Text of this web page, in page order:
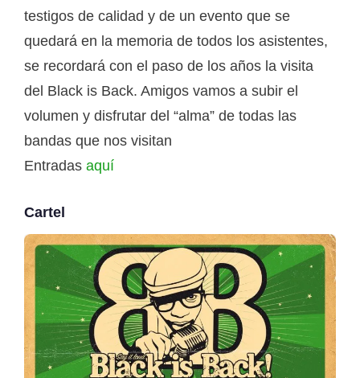
testigos de calidad y de un evento que se
quedará en la memoria de todos los asistentes,
se recordará con el paso de los años la visita
del Black is Back. Amigos vamos a subir el
volumen y disfrutar del “alma” de todas las
bandas que nos visitan
Entradas aquí
Cartel